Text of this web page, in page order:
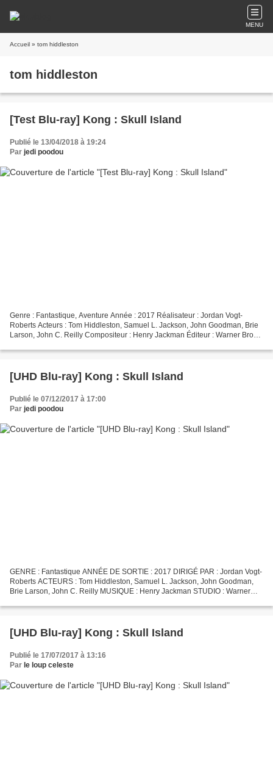
MENU
Accueil » tom hiddleston
tom hiddleston
[Test Blu-ray] Kong : Skull Island
Publié le 13/04/2018 à 19:24
Par jedi poodou
Genre : Fantastique, Aventure Année : 2017 Réalisateur : Jordan Vogt-
Roberts Acteurs : Tom Hiddleston, Samuel L. Jackson, John Goodman, Brie
Larson, John C. Reilly Compositeur : Henry Jackman Éditeur : Warner Bros.
[UHD Blu-ray] Kong : Skull Island
Publié le 07/12/2017 à 17:00
Par jedi poodou
GENRE : Fantastique ANNÉE DE SORTIE : 2017 DIRIGÉ PAR : Jordan Vogt-
Roberts ACTEURS : Tom Hiddleston, Samuel L. Jackson, John Goodman,
Brie Larson, John C. Reilly MUSIQUE : Henry Jackman STUDIO : Warner
[UHD Blu-ray] Kong : Skull Island
Publié le 17/07/2017 à 13:16
Par le loup celeste